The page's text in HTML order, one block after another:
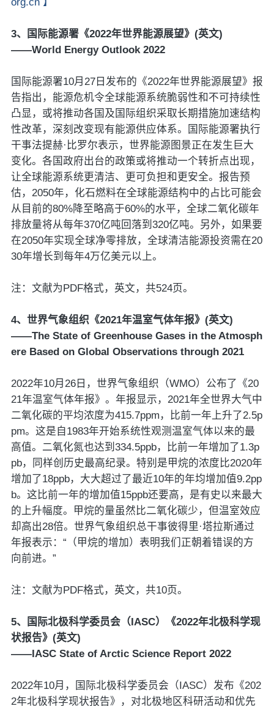
3、国际能源署《2022年世界能源展望》(英文)
——World Energy Outlook 2022
国际能源署10月27日发布的《2022年世界能源展望》报
告指出，能源危机令全球能源系统脆弱性和不可持续性
凸显，或将推动各国及国际组织采取长期措施加速结构
性改革，深刻改变现有能源供应体系。国际能源署执行
干事法提赫·比罗尔表示，世界能源图景正在发生巨大
变化。各国政府出台的政策或将推动一个转折点出现，
让全球能源系统更清洁、更可负担和更安全。报告预
估，2050年，化石燃料在全球能源结构中的占比可能会
从目前的80%降至略高于60%的水平，全球二氧化碳年
排放量将从每年370亿吨回落到320亿吨。另外，如果要
在2050年实现全球净零排放，全球清洁能源投资需在20
30年增长到每年4万亿美元以上。
注：文献为PDF格式，英文，共524页。
4、世界气象组织《2021年温室气体年报》(英文)
——The State of Greenhouse Gases in the Atmosph
ere Based on Global Observations through 2021
2022年10月26日，世界气象组织（WMO）公布了《20
21年温室气体年报》。年报显示，2021年全世界大气中
二氧化碳的平均浓度为415.7ppm，比前一年上升了2.5p
pm。这是自1983年开始系统性观测温室气体以来的最
高值。二氧化氮也达到334.5ppb，比前一年增加了1.3p
pb，同样创历史最高纪录。特别是甲烷的浓度比2020年
增加了18ppb，大大超过了最近10年的年均增加值9.2pp
b。这比前一年的增加值15ppb还要高，是有史以来最大
的上升幅度。甲烷的量虽然比二氧化碳少，但温室效应
却高出28倍。世界气象组织总干事彼得里·塔拉斯通过
年报表示：“（甲烷的增加）表明我们正朝着错误的方
向前进。”
注：文献为PDF格式，英文，共10页。
5、国际北极科学委员会（IASC）《2022年北极科学现
状报告》(英文)
——IASC State of Arctic Science Report 2022
2022年10月，国际北极科学委员会（IASC）发布《202
2年北极科学现状报告》，对北极地区科研活动和优先